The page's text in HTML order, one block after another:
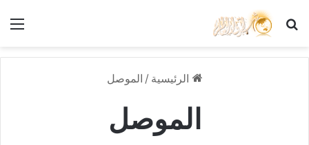
بحث عن
الرئيسية / الموصل
الموصل